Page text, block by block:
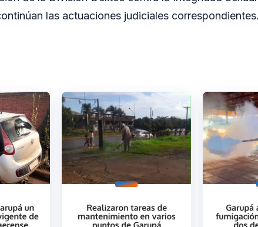
las actuaciones judiciales